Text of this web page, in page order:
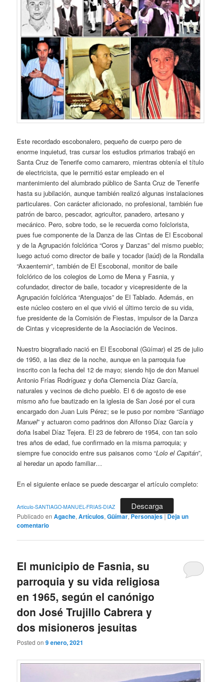
Este recordado escobonalero, pequeño de cuerpo pero de
enorme inquietud, tras cursar los estudios primarios trabajó en
Santa Cruz de Tenerife como camarero, mientras obtenía el título
de electricista, que le permitió estar empleado en el
mantenimiento del alumbrado público de Santa Cruz de Tenerife
hasta su jubilación, aunque también realizó algunas instalaciones
particulares. Con carácter aficionado, no profesional, también fue
patrón de barco, pescador, agricultor, panadero, artesano y
mecánico. Pero, sobre todo, se le recuerda como folclorista,
pues fue componente de la Danza de las Cintas de El Escobonal
y de la Agrupación folclórica “Coros y Danzas” del mismo pueblo;
luego actuó como director de baile y tocador (laúd) de la Rondalla
“Axaentemir”, también de El Escobonal, monitor de baile
folclórico de los colegios de Lomo de Mena y Fasnia, y
cofundador, director de baile, tocador y vicepresidente de la
Agrupación folclórica “Atenguajos” de El Tablado. Además, en
este núcleo costero en el que vivió el último tercio de su vida,
fue presidente de la Comisión de Fiestas, impulsor de la Danza
de Cintas y vicepresidente de la Asociación de Vecinos.
Nuestro biografiado nació en El Escobonal (Güímar) el 25 de julio
de 1950, a las diez de la noche, aunque en la parroquia fue
inscrito con la fecha del 12 de mayo; siendo hijo de don Manuel
Antonio Frías Rodríguez y doña Clemencia Díaz García,
naturales y vecinos de dicho pueblo. El 6 de agosto de ese
mismo año fue bautizado en la iglesia de San José por el cura
encargado don Juan Luis Pérez; se le puso por nombre “Santiago
Manuel” y actuaron como padrinos don Alfonso Díaz García y
doña Isabel Díaz Tejera. El 23 de febrero de 1954, con tan solo
tres años de edad, fue confirmado en la misma parroquia; y
siempre fue conocido entre sus paisanos como “Lolo el Capitán”,
al heredar un apodo familiar…
En el siguiente enlace se puede descargar el artículo completo:
Articulo-SANTIAGO-MANUEL-FRIAS-DIAZ Descarga
Publicado en Agache,Artículos,Güímar,Personajes|Deja un
comentario
El municipio de Fasnia, su
parroquia y su vida religiosa
en 1965, según el canónigo
don José Trujillo Cabrera y
dos misioneros jesuitas
Posted on9 enero, 2021